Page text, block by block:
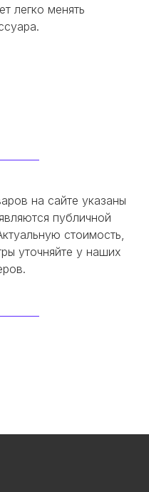
легко менять
на сайте указаны
публичной
стоимость,
уточняйте у наших